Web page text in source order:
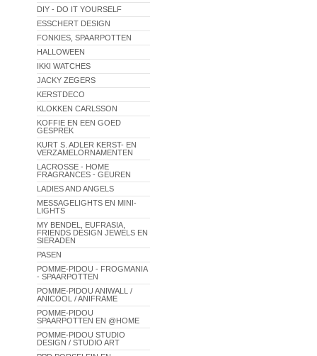
DIY - DO IT YOURSELF
ESSCHERT DESIGN
FONKIES, SPAARPOTTEN
HALLOWEEN
IKKI WATCHES
JACKY ZEGERS
KERSTDECO
KLOKKEN CARLSSON
KOFFIE EN EEN GOED
GESPREK
KURT S. ADLER KERST- EN
VERZAMELORNAMENTEN
LACROSSE - HOME
FRAGRANCES - GEUREN
LADIES AND ANGELS
MESSAGELIGHTS EN MINI-
LIGHTS
MY BENDEL, EUFRASIA,
FRIENDS DESIGN JEWELS EN
SIERADEN
PASEN
POMME-PIDOU - FROGMANIA
- SPAARPOTTEN
POMME-PIDOU ANIWALL /
ANICOOL / ANIFRAME
POMME-PIDOU
SPAARPOTTEN EN @HOME
POMME-PIDOU STUDIO
DESIGN / STUDIO ART